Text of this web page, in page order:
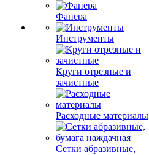
Фанера
Инструменты
Круги отрезные и
зачистные
Расходные материалы
Сетки абразивные,